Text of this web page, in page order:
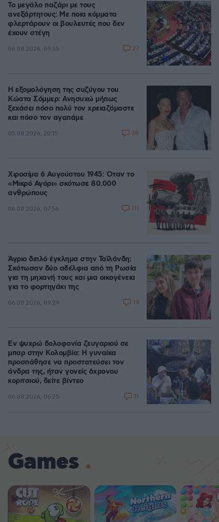
Το μεγάλο παζάρι με τους
ανεξάρτητους: Με ποια κόμματα
φλερτάρουν οι βουλευτές που δεν
έχουν στέγη
06.08.2026, 09:55 27
Η εξομολόγηση της συζύγου του
Κώστα Σόμμερ: Ανησυχώ μήπως
ξεχάσει πόσο πολύ τον χρειαζόμαστε
και πόσο τον αγαπάμε
05.08.2026, 20:15 28
Χιροσίμα 6 Αυγούστου 1945: Όταν το
«Μικρό Αγόρι» σκότωσε 80.000
ανθρώπους
06.08.2026, 07:56 111
Άγριο διπλό έγκλημα στην Ταϊλάνδη:
Σκότωσαν δύο αδέλφια από τη Ρωσία
για τη μηχανή τους και μια οικογένεια
για το φορτηγάκι της
06.08.2026, 09:29 19
Εν ψυχρώ δολοφονία ζευγαριού σε
μπαρ στην Κολομβία: Η γυναίκα
προσπάθησε να προστατεύσει τον
άνδρα της, ήταν γονείς 6χρονου
κοριτσιού, δείτε βίντεο
06.08.2026, 06:25 11
Games